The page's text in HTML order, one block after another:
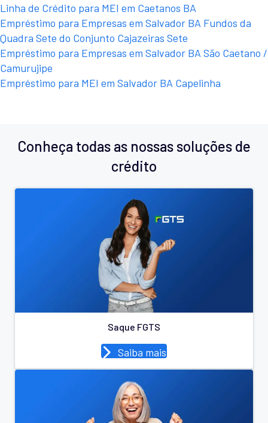
Linha de Crédito para MEI em Caetanos BA
Empréstimo para Empresas em Salvador BA Fundos da
Quadra Sete do Conjunto Cajazeiras Sete
Empréstimo para Empresas em Salvador BA São Caetano /
Camurujipe
Empréstimo para MEI em Salvador BA Capelinha
Conheça todas as nossas soluções de
crédito
Saque FGTS
Saiba mais